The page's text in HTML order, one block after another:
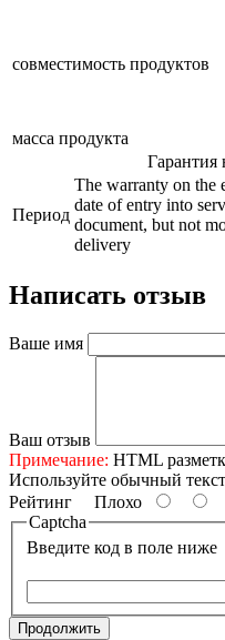
совместимость продуктов
масса продукта
Гарантия
Период
The warranty on the
date of entry into
document, but not
delivery
Написать отзыв
Ваше имя
Ваш отзыв
Примечание: HTML
Используйте обычный
Рейтинг Плохо
Captcha
Введите код в поле ниже
Продолжить